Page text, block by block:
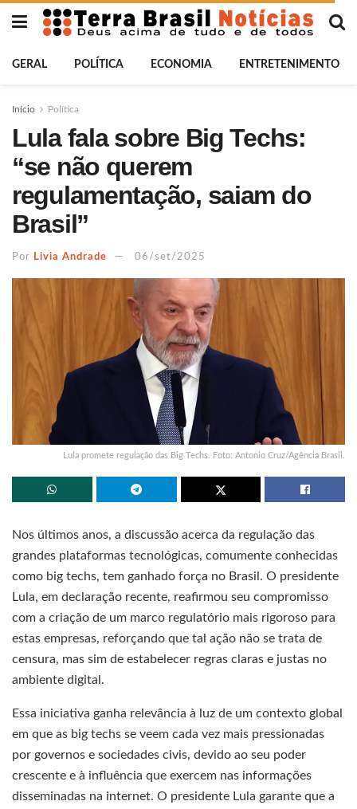
GERAL POLÍTICA ECONOMIA ENTRETENIMENTO
Início Política
Lula fala sobre Big Techs:
“se não querem
regulamentação, saiam do
Brasil”
Por Livia Andrade 06/set/2025
Lula promete regulação das Big Techs. Foto: Antonio Cruz/Agência Brasil.
Nos últimos anos, a discussão acerca da regulação das
grandes plataformas tecnológicas, comumente conhecidas
como big techs, tem ganhado força no Brasil. O presidente
Lula, em declaração recente, reafirmou seu compromisso
com a criação de um marco regulatório mais rigoroso para
estas empresas, reforçando que tal ação não se trata de
censura, mas sim de estabelecer regras claras e justas no
ambiente digital.
Essa iniciativa ganha relevância à luz de um contexto global
em que as big techs se veem cada vez mais pressionadas
por governos e sociedades civis, devido ao seu poder
crescente e à influência que exercem nas informações
disseminadas na internet. O presidente Lula garante que a